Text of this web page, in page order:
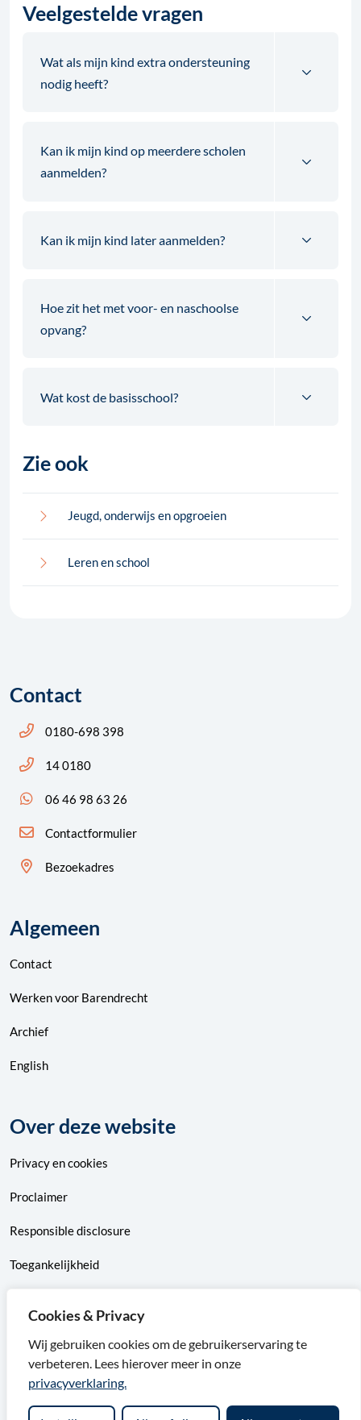
Cookies & Privacy
Wij gebruiken cookies om de gebruikerservaring te
verbeteren. Lees hierover meer in onze
privacyverklaring.
Veelgestelde vragen
Wat als mijn kind extra ondersteuning
nodig heeft?
Kan ik mijn kind op meerdere scholen
aanmelden?
Kan ik mijn kind later aanmelden?
Hoe zit het met voor- en naschoolse
opvang?
Wat kost de basisschool?
Zie ook
Jeugd, onderwijs en opgroeien
Leren en school
Contact
Bel ons: 14 0180
0180-698 398
Bel ons: 14 0180
14 0180
App ons: 06 46 98 63 26 (WhatsApp)
06 46 98 63 26
Contactformulier
Bezoekadres
Algemeen
Contact
Werken voor Barendrecht
Archief
English
Over deze website
Privacyencookies
Proclaimer
Responsible disclosure
Toegankelijkheid
F
a
X
v
n
i